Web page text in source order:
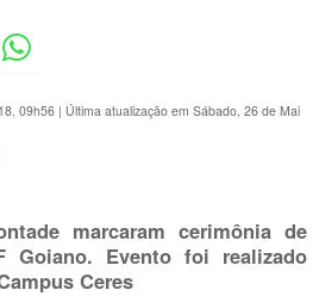
09h56 | Última atualização em Sábado, 26 de Mai
marcaram cerimônia de
Goiano. Evento foi realizado
Ceres